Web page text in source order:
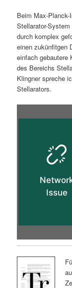
i
n
g
e
p
r
i
n
Beim Max-
Stellarator-
durch komplex
einen zukünfitgen
einfach gebautere
des Bereichs
Klingner spreche
Stellarators.